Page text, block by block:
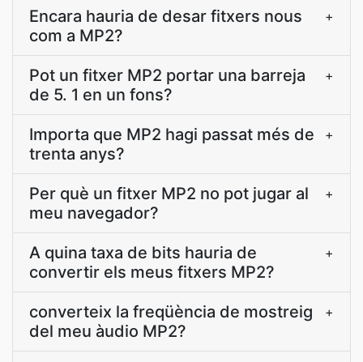
Encara hauria de desar fitxers nous
com a MP2?
+
Pot un fitxer MP2 portar una barreja
de 5. 1 en un fons?
+
Importa que MP2 hagi passat més de
trenta anys?
+
Per què un fitxer MP2 no pot jugar al
meu navegador?
+
A quina taxa de bits hauria de
convertir els meus fitxers MP2?
+
converteix la freqüència de mostreig
del meu àudio MP2?
+